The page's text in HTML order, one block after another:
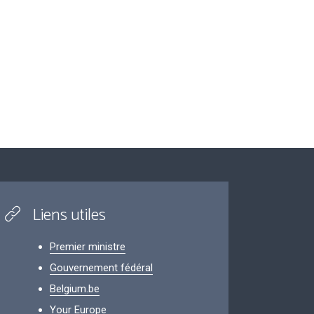
Liens utiles
Premier ministre
Gouvernement fédéral
Belgium.be
Your Europe